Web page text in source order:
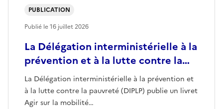
La Délégation interministérielle à la
prévention et à la lutte contre la…
La Délégation interministérielle à la prévention et
à la lutte contre la pauvreté (DIPLP) publie un livret
Agir sur la mobilité…
PUBLICATION
Publié le16 juillet 2026